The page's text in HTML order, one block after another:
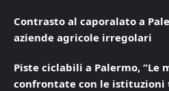
Contrasto al caporalato a
aziende agricole irregolari
Piste ciclabili a Palermo, “Le
confrontate con le